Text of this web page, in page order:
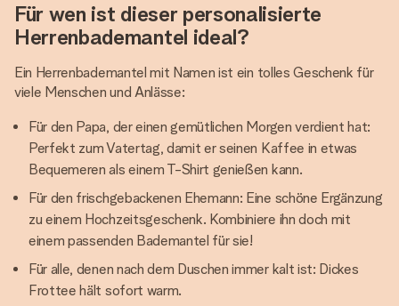
Für wen ist dieser personalisierte
Herrenbademantel ideal?
Ein Herrenbademantel mit Namen ist ein tolles Geschenk für
viele Menschen und Anlässe:
Für den Papa, der einen gemütlichen Morgen verdient hat:
Perfekt zum Vatertag, damit er seinen Kaffee in etwas
Bequemeren als einem T-Shirt genießen kann.
Für den frischgebackenen Ehemann: Eine schöne Ergänzung
zu einem Hochzeitsgeschenk. Kombiniere ihn doch mit
einem passenden Bademantel für sie!
Für alle, denen nach dem Duschen immer kalt ist: Dickes
Frottee hält sofort warm.